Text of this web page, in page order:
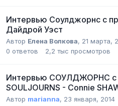
Интервью Соулджорнс с
Дайдрой Уэст
Автор Елена Волкова, 21 марта,
0 ответов 2,2 тыс просмотров
Интервью СОУЛДЖОРНС
SOULJOURNS - Connie
Автор marianna, 23 января, 2014